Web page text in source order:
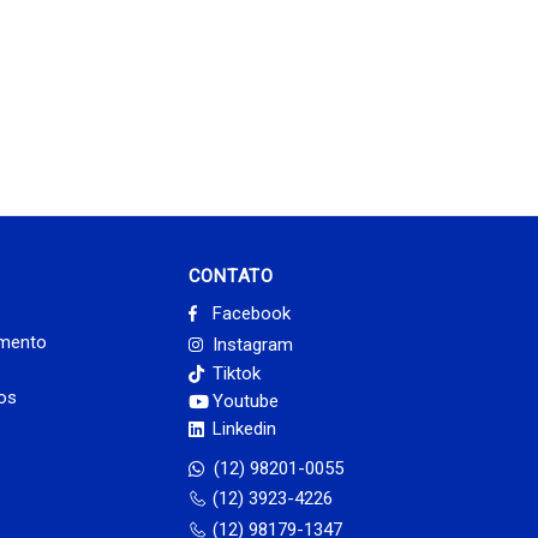
CONTATO
Facebook
Instagram
Tiktok
Youtube
Linkedin
(12) 98201-0055
(12) 3923-4226
(12) 98179-1347